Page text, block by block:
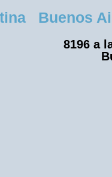
Buenos
8196 a